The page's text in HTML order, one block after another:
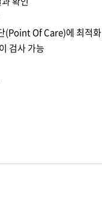
(Point Of Care)에 최적화
검사 가능